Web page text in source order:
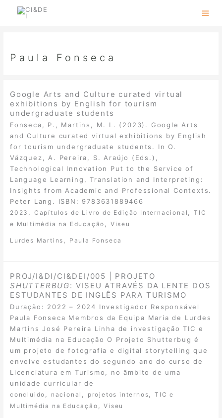
Paula Fonseca
Google Arts and Culture curated virtual
exhibitions by English for tourism
undergraduate students
Fonseca, P., Martins, M. L. (2023). Google Arts
and Culture curated virtual exhibitions by English
for tourism undergraduate students. In O.
Vázquez, A. Pereira, S. Araújo (Eds.),
Technological Innovation Put to the Service of
Language Learning, Translation and Interpreting:
Insights from Academic and Professional Contexts.
Peter Lang. ISBN: 9783631889466
2023 Capítulos de Livro de Edição Internacional ,TIC
e Multimédia na Educação
Viseu
Lurdes Martins , Paula Fonseca
PROJ/I&DI/CI&DEI/005 | PROJETO
SHUTTERBUG: VISEU ATRAVÉS DA LENTE DOS
ESTUDANTES DE INGLÊS PARA TURISMO
Duração: 2022 – 2024 Investigador Responsável
Paula Fonseca Membros da Equipa Maria de Lurdes
Martins José Pereira Linha de investigação TIC e
Multimédia na Educação O Projeto Shutterbug é
um projeto de fotografia e digital storytelling que
envolve estudantes do segundo ano do curso de
Licenciatura em Turismo, no âmbito de uma
unidade curricular de
concluido nacional projetos internos ,TIC e
Multimédia na Educação
,Viseu